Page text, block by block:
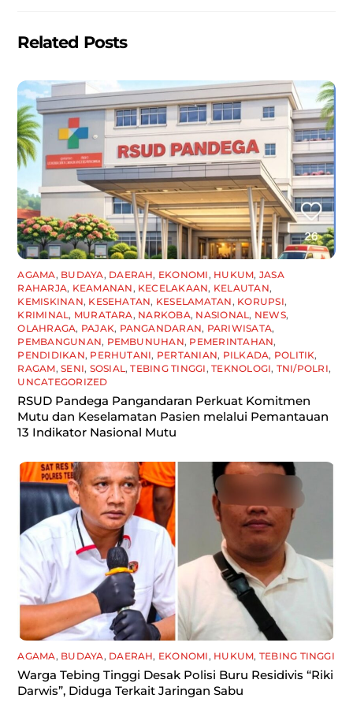
Related Posts
AGAMA, BUDAYA, DAERAH, EKONOMI, HUKUM, JASA
RAHARJA, KEAMANAN, KECELAKAAN, KELAUTAN,
KEMISKINAN, KESEHATAN, KESELAMATAN, KORUPSI,
KRIMINAL, MURATARA, NARKOBA, NASIONAL, NEWS,
OLAHRAGA, PAJAK, PANGANDARAN, PARIWISATA,
PEMBANGUNAN, PEMBUNUHAN, PEMERINTAHAN,
PENDIDIKAN, PERHUTANI, PERTANIAN, PILKADA, POLITIK,
RAGAM,SENI, SOSIAL,TEBING TINGGI,TEKNOLOGI, TNI/POLRI,
UNCATEGORIZED
RSUD Pandega Pangandaran Perkuat Komitmen
Mutu dan Keselamatan Pasien melalui Pemantauan
13 Indikator Nasional Mutu
AGAMA, BUDAYA, DAERAH, EKONOMI, HUKUM, TEBING TINGGI
Warga Tebing Tinggi Desak Polisi Buru Residivis “Riki
Darwis”, Diduga Terkait Jaringan Sabu